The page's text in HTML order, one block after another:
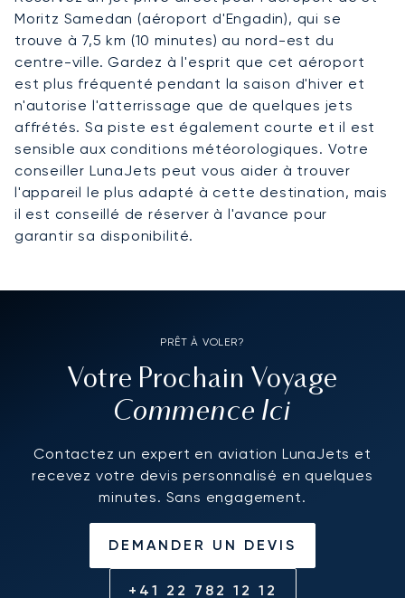
Moritz Samedan (aéroport d'Engadin), qui se
trouve à 7,5 km (10 minutes) au nord-est du
centre-ville. Gardez à l'esprit que cet aéroport
est plus fréquenté pendant la saison d'hiver et
n'autorise l'atterrissage que de quelques jets
affrétés. Sa piste est également courte et il est
sensible aux conditions météorologiques. Votre
conseiller LunaJets peut vous aider à trouver
l'appareil le plus adapté à cette destination, mais
il est conseillé de réserver à l'avance pour
garantir sa disponibilité.
PRÊT À VOLER?
Votre Prochain Voyage
Commence Ici
Contactez un expert en aviation LunaJets et
recevez votre devis personnalisé en quelques
minutes. Sans engagement.
DEMANDER UN DEVIS
+41 22 782 12 12